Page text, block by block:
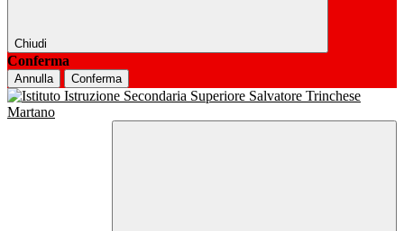
Chiudi
Conferma
Annulla Conferma